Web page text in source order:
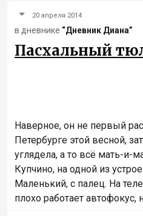
20 апреля 2014
в дневнике “Дневник Диана”
Пасхальный
Наверное, он не первый
Петербурге этой весной,
углядела, а то всё мать-и-
Купчино, на одной из
Маленький, с палец. На
плохо работает автофокус,